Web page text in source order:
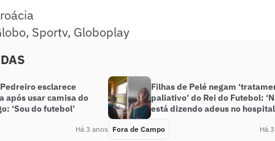
Sportv, Globoplay
esclarece
após usar camisa do
‘Sou do futebol’
Há 3 anos
Filhas de Pelé negam
paliativo’ do Rei do Futebol:
está dizendo adeus no
Fora de Campo Há